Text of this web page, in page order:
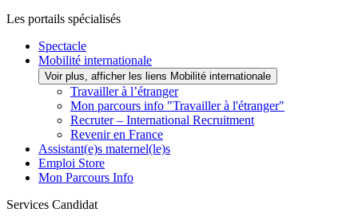
Les portails spécialisés
Spectacle
Mobilité internationale
Voir plus, afficher les liens Mobilité internationale
Travailler à l’étranger
Mon parcours info "Travailler à l'étranger"
Recruter – International Recruitment
Revenir en France
Assistant(e)s maternel(le)s
Emploi Store
Mon Parcours Info
Services Candidat